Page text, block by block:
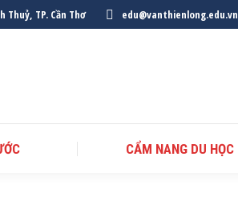
Thuỷ, TP. Cần Thơ edu@vanthienlong.edu.vn
CẨM NANG DU HỌC